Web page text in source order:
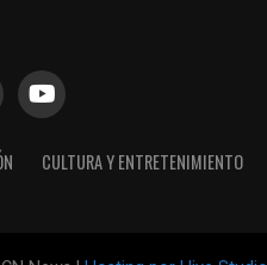
CULTURA Y ENTRETENIMIENTO